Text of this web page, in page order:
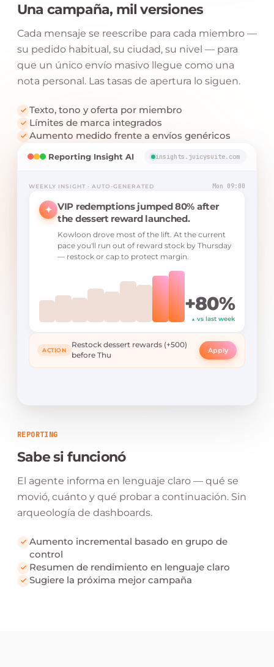
Una campaña, mil versiones
Cada mensaje se reescribe para cada miembro —
su pedido habitual, su ciudad, su nivel — para
que un único envío masivo llegue como una
nota personal. Las tasas de apertura lo siguen.
Texto, tono y oferta por miembro
Límites de marca integrados
Aumento medido frente a envíos genéricos
Reporting Insight AI insights.juicysuite.com
WEEKLY INSIGHT · AUTO-GENERATED Mon 09:00
VIP redemptions jumped 80% after
the dessert reward launched.
Kowloon drove most of the lift. At the current
pace you'll run out of reward stock by Thursday
— restock or cap to protect margin.
+80%
▲ vs last week
ACTION
Restock dessert rewards (+500)
before Thu
Apply
REPORTING
Sabe si funcionó
El agente informa en lenguaje claro — qué se
movió, cuánto y qué probar a continuación. Sin
arqueología de dashboards.
Aumento incremental basado en grupo de
control
Resumen de rendimiento en lenguaje claro
Sugiere la próxima mejor campaña